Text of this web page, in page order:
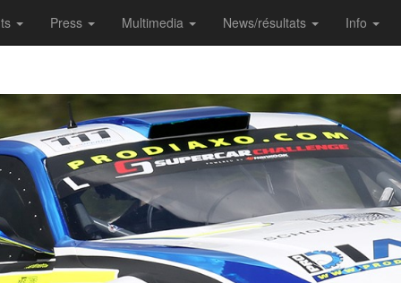
Press Multimedia News/résultats Info